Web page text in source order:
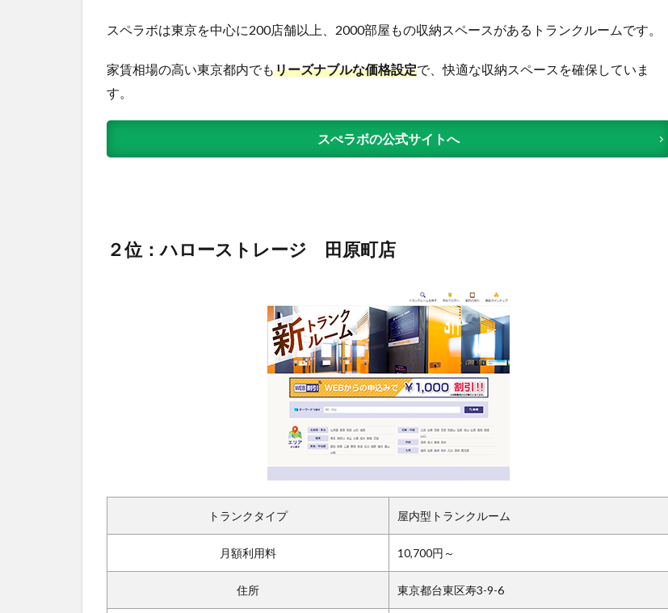
スペラボは東京を中心に200店舗以上、2000部屋もの収納スペースがあるトランクルームです。
家賃相場の高い東京都内でもリーズナブルな価格設定で、快適な収納スペースを確保していま
す。
スぺラボの公式サイトへ
２位：ハローストレージ 田原町店
トランクタイプ 屋内型トランクルーム
月額利用料 10,700円～
住所 東京都台東区寿3-9-6